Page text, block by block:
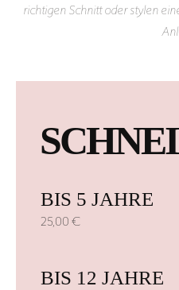
richtigen Schnitt oder stylen
BIS 5 JAHRE
25,00 €
BIS 12 JAHRE